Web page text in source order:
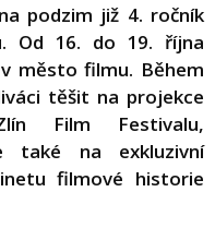
podzim již 4. ročník
Od 16. do 19. října
město filmu. Během
těšit na projekce
Film Festivalu,
také na exkluzivní
filmové historie